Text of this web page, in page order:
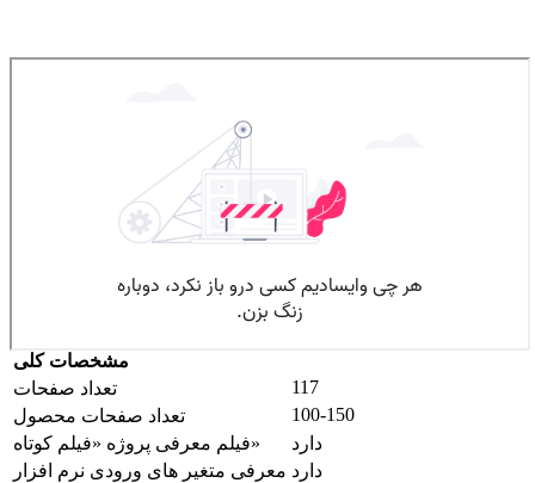
مشخصات کلی
تعداد صفحات
117
تعداد صفحات محصول
100-150
فیلم معرفی پروژه «فیلم کوتاه»
دارد
معرفی متغیر های ورودی نرم افزار دارد